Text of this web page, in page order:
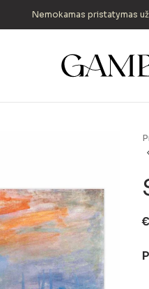
Nemokamas pristatymas
€